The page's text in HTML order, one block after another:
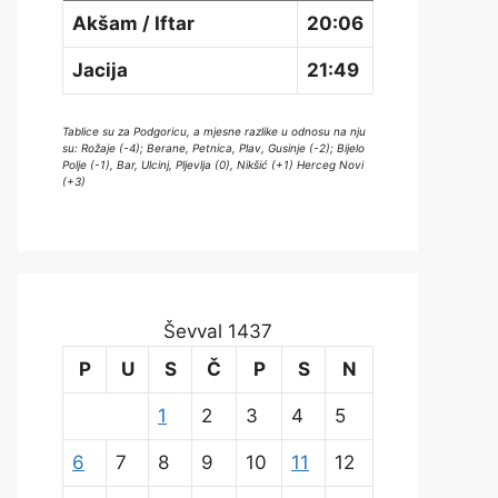
Akšam / Iftar 20:06
Jacija 21:49
Tablice su za Podgoricu, a mjesne razlike u odnosu na nju
su: Rožaje (-4); Berane, Petnica, Plav, Gusinje (-2); Bijelo
Polje (-1), Bar, Ulcinj, Pljevlja (0), Nikšić (+1) Herceg Novi
(+3)
Ševval 1437
P
U S Č P S N
1 2 3 4 5
6 7 8 9 10 11 12